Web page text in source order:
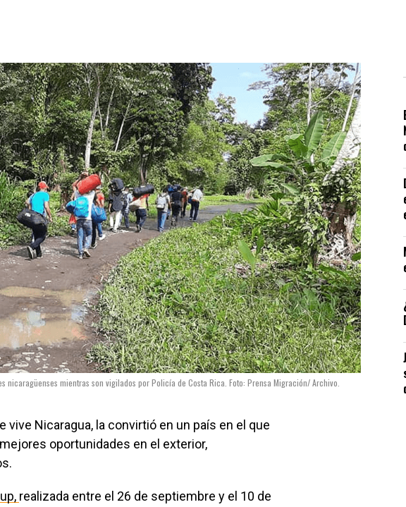
nicaragüenses mientras son vigilados por Policía de Costa Rica. Foto: Prensa Migración/ Archivo.
Nicaragua, la convirtió en un país en el que
oportunidades en el exterior,
realizada entre el 26 de septiembre y el 10 de